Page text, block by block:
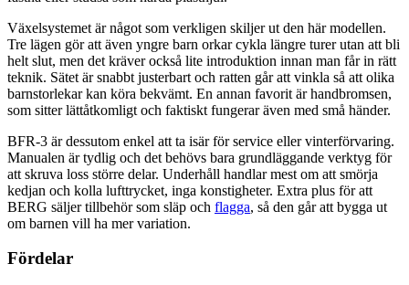
Växelsystemet är något som verkligen skiljer ut den här modellen.
Tre lägen gör att även yngre barn orkar cykla längre turer utan att bli
helt slut, men det kräver också lite introduktion innan man får in rätt
teknik. Sätet är snabbt justerbart och ratten går att vinkla så att olika
barnstorlekar kan köra bekvämt. En annan favorit är handbromsen,
som sitter lättåtkomligt och faktiskt fungerar även med små händer.
BFR-3 är dessutom enkel att ta isär för service eller vinterförvaring.
Manualen är tydlig och det behövs bara grundläggande verktyg för
att skruva loss större delar. Underhåll handlar mest om att smörja
kedjan och kolla lufttrycket, inga konstigheter. Extra plus för att
BERG säljer tillbehör som släp och flagga, så den går att bygga ut
om barnen vill ha mer variation.
Fördelar